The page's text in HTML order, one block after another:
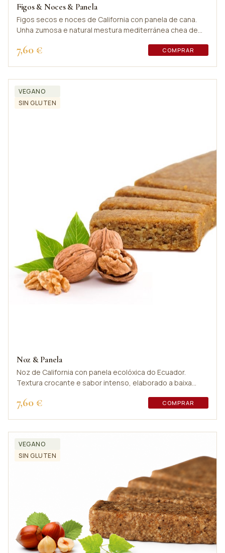
Figos & Noces & Panela
Figos secos e noces de California con panela de cana.
Unha zumosa e natural mestura mediterránea chea de
7,60 € COMPRAR
VEGANO
SIN GLUTEN
Noz & Panela
Noz de California con panela ecolóxica do Ecuador.
Textura crocante e sabor intenso, elaborado a baixa
7,60 € COMPRAR
VEGANO
SIN GLUTEN